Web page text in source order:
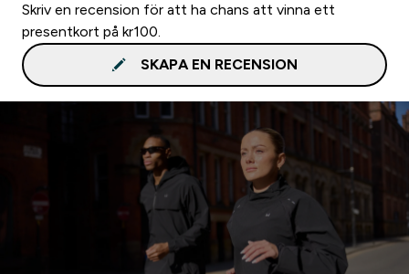
Skriv en recension för att ha chans att vinna ett
presentkort på kr100.
SKAPA EN RECENSION